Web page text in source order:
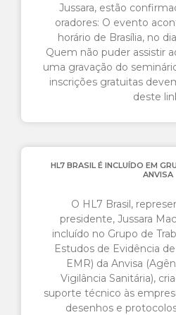
Jussara, estão
oradores: O evento
horário de Brasília, no
Quem não puder assistir
uma gravação do
inscrições gratuitas
deste
HL7 BRASIL É INCLUÍDO EM
ANVISA
O HL7 Brasil,
presidente, Jussara
incluído no Grupo de
Estudos de Evidência
EMR) da Anvisa
Vigilância Sanitária),
suporte técnico às
desenhos e